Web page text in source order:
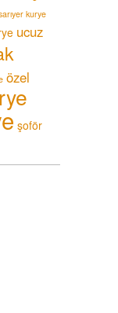
kurye
ucuz
özel
şoför